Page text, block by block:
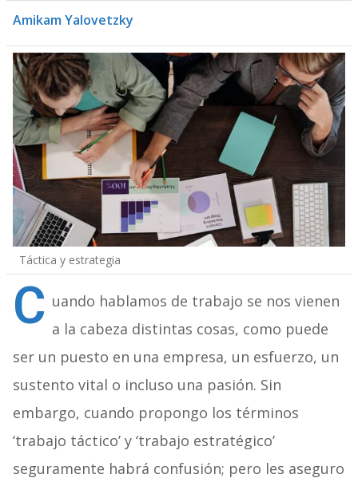
Amikam Yalovetzky
Táctica y estrategia
C uando hablamos de trabajo se nos vienen
a la cabeza distintas cosas, como puede
ser un puesto en una empresa, un esfuerzo, un
sustento vital o incluso una pasión. Sin
embargo, cuando propongo los términos
‘trabajo táctico’ y ‘trabajo estratégico’
seguramente habrá confusión; pero les aseguro